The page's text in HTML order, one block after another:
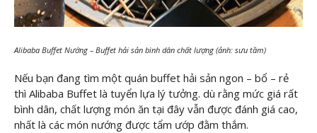
Alibaba Buffet Nướng – Buffet hải sản bình dân chất lượng (ảnh: sưu tầm)
Nếu bạn đang tìm một quán buffet hải sản ngon – bổ – rẻ
thì Alibaba Buffet là tuyển lựa lý tưởng. dù rằng mức giá rất
bình dân, chất lượng món ăn tại đây vẫn được đánh giá cao,
nhất là các món nướng được tẩm ướp đằm thắm.